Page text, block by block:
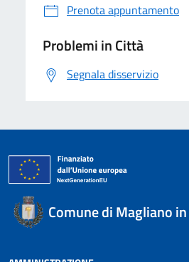
Prenota appuntamento
Problemi in Città
Segnala disservizio
Comune di Magliano